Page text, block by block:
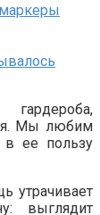
Мы любим
ее пользу
утрачивает
выглядит